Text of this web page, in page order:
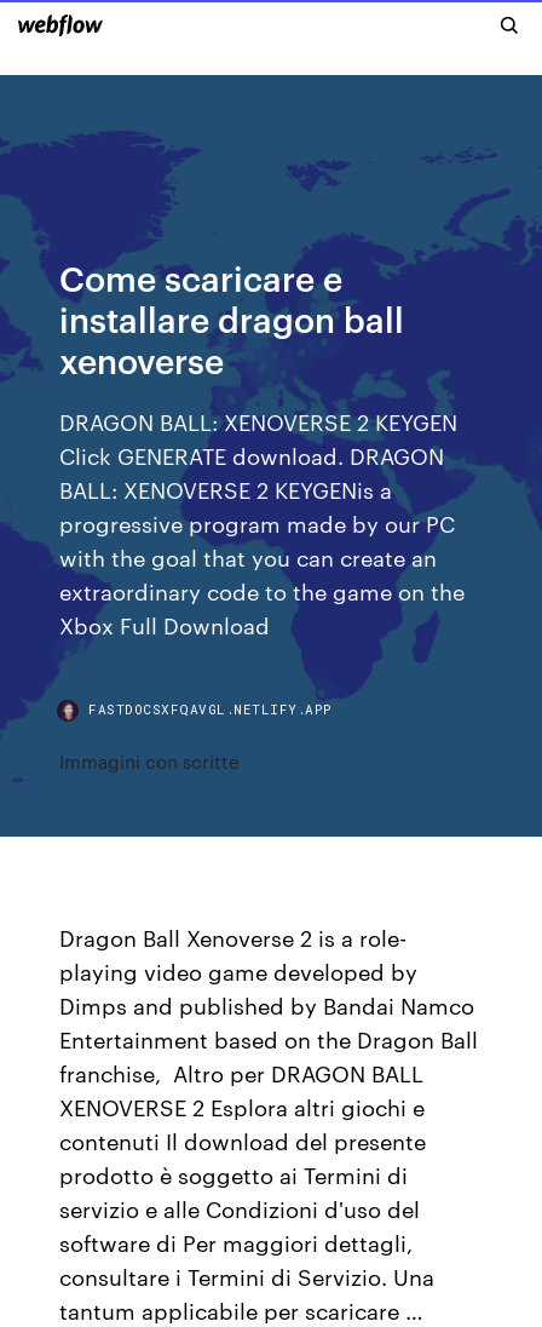
Come scaricare e
installare dragon ball
xenoverse
DRAGON BALL: XENOVERSE 2 KEYGEN
Click GENERATE download. DRAGON
BALL: XENOVERSE 2 KEYGENis a
progressive program made by our PC
with the goal that you can create an
extraordinary code to the game on the
Xbox Full Download
FASTDOCSXFQAVGL.NETLIFY.APP
Immagini con scritte
Dragon Ball Xenoverse 2 is a role-
playing video game developed by
Dimps and published by Bandai Namco
Entertainment based on the Dragon Ball
franchise, Altro per DRAGON BALL
XENOVERSE 2 Esplora altri giochi e
contenuti Il download del presente
prodotto è soggetto ai Termini di
servizio e alle Condizioni d'uso del
software di Per maggiori dettagli,
consultare i Termini di Servizio. Una
tantum applicabile per scaricare …